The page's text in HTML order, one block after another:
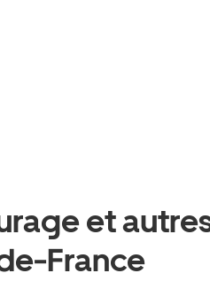
et
France